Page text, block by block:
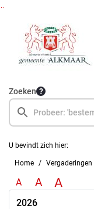
Zoeken
U bevindt zich hier:
Home Vergaderingen
A A A
2026